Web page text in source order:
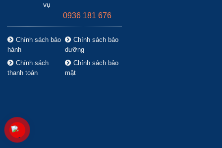
vụ
0936 181 676
Chính sách bảo
hành
Chính sách bảo
dưỡng
Chính sách
thanh toán
Chính sách bảo
mật